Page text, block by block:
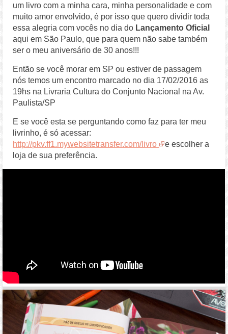
um livro com a minha cara, minha personalidade e com
muito amor envolvido, é por isso que quero dividir toda
essa alegria com vocês no dia do Lançamento Oficial
aqui em São Paulo, que para quem não sabe também
ser o meu aniversário de 30 anos!!!
Então se você morar em SP ou estiver de passagem
nós temos um encontro marcado no dia 17/02/2016 as
19hs na Livraria Cultura do Conjunto Nacional na Av.
Paulista/SP
E se você esta se perguntando como faz para ter meu
livrinho, é só acessar:
http://pkv.ff1.mywebsitetransfer.com/livro
e escolher a
loja de sua preferência.